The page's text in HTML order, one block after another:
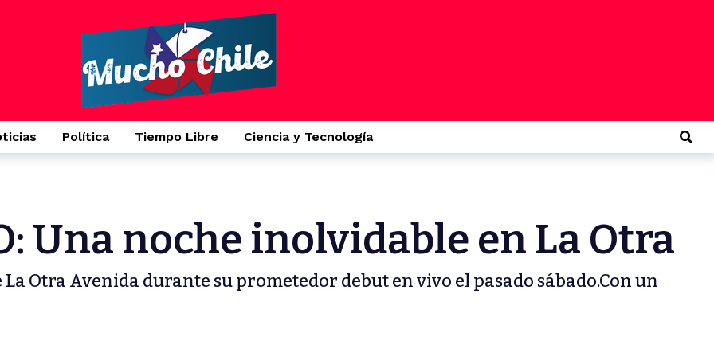
Política Tiempo Libre Ciencia y Tecnología
Una noche inolvidable en La Otra
Otra Avenida durante su prometedor debut en vivo el pasado sábado.Con un